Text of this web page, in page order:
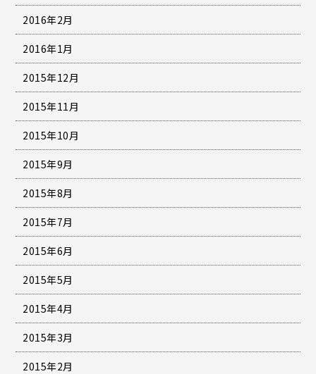
2016年2月
2016年1月
2015年12月
2015年11月
2015年10月
2015年9月
2015年8月
2015年7月
2015年6月
2015年5月
2015年4月
2015年3月
2015年2月